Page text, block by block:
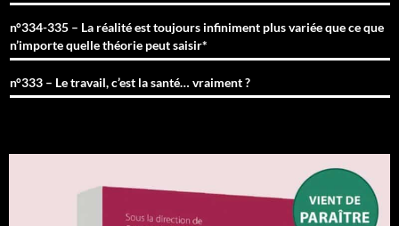
n°334-335 – La réalité est toujours infiniment plus variée que ce que
n’importe quelle théorie peut saisir*
n°333 – Le travail, c’est la santé… vraiment ?